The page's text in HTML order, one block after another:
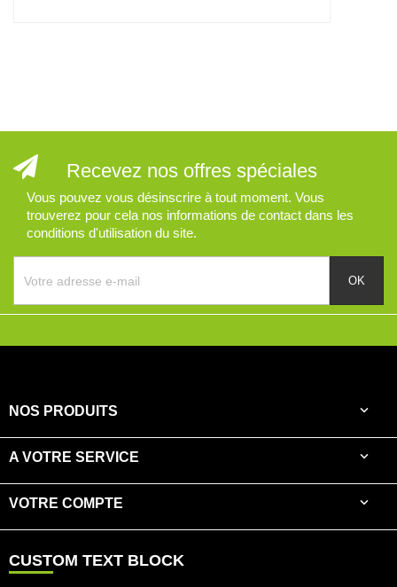
Recevez nos offres spéciales
Vous pouvez vous désinscrire à tout moment. Vous
trouverez pour cela nos informations de contact dans les
conditions d'utilisation du site.
NOS PRODUITS 
A VOTRE SERVICE 
VOTRE COMPTE 
CUSTOM TEXT BLOCK